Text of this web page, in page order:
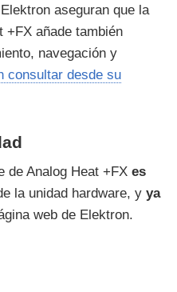
aseguran que la
+FX añade también
navegación y
consultar desde su
de Analog Heat +FX es
la unidad hardware, y ya
web de Elektron.